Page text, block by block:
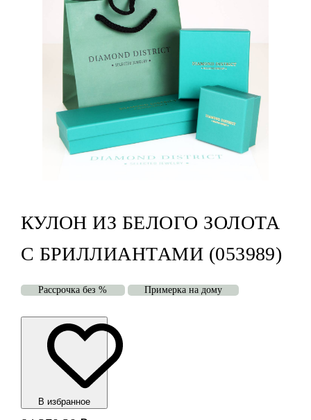
КУЛОН ИЗ БЕЛОГО ЗОЛОТА
С БРИЛЛИАНТАМИ (053989)
Рассрочка без % Примерка на дому
В избранноe